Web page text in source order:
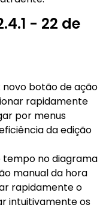
- 22 de
novo botão de ação
rapidamente
por menus
da edição
tempo no diagrama
manual da hora
rapidamente o
intuitivamente os